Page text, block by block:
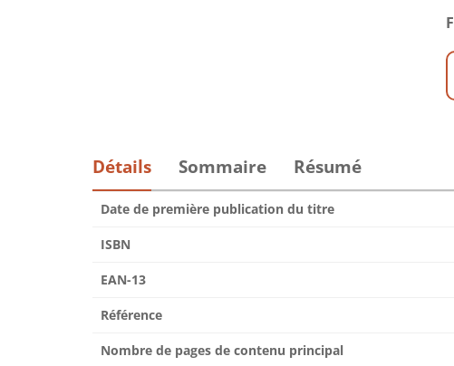
Détails Sommaire Résumé
Date de première publication du titre
ISBN
EAN-13
Référence
Nombre de pages de contenu principal